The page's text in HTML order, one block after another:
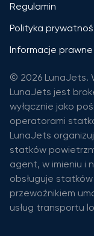
Regulamin
Polityka
Informacje prawne
© 2026 LunaJets.
LunaJets jest
wyłącznie jako
operatorami
LunaJets
statków
agent, w imieniu i
obsługuje
przewoźnikiem
usług transportu